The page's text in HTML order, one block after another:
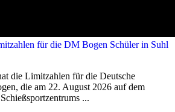
für die DM Bogen Schüler in Suhl
die Limitzahlen für die Deutsche
die am 22. August 2026 auf dem
...